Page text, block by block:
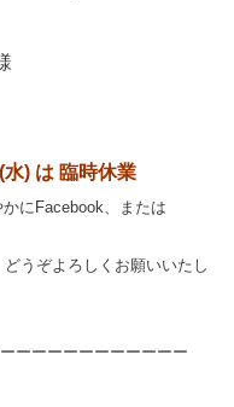
) は 臨時休業
、または
どうぞよろしくお願いいたし
ーーーーーーーーーーー